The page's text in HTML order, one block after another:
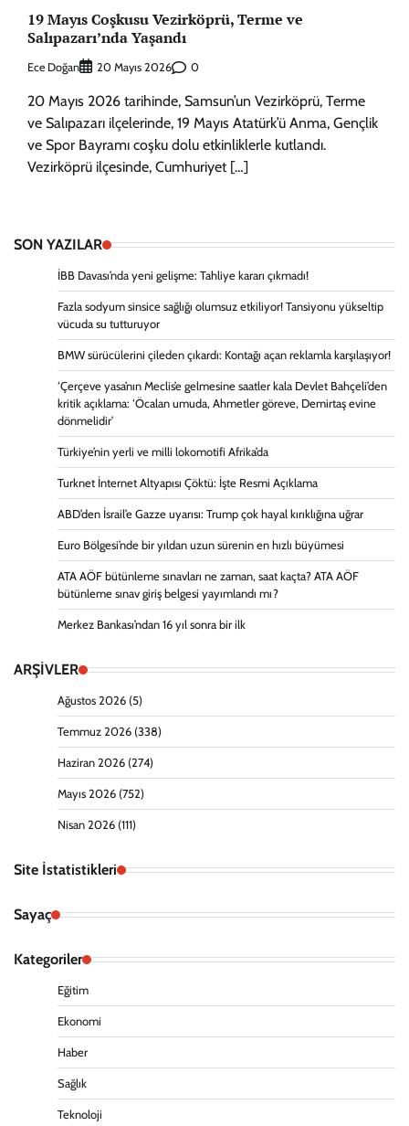
19 Mayıs Coşkusu Vezirköprü, Terme ve
Salıpazarı’nda Yaşandı
Ece Doğan 20 Mayıs 2026 0
20 Mayıs 2026 tarihinde, Samsun’un Vezirköprü, Terme
ve Salıpazarı ilçelerinde, 19 Mayıs Atatürk’ü Anma, Gençlik
ve Spor Bayramı coşku dolu etkinliklerle kutlandı.
Vezirköprü ilçesinde, Cumhuriyet […]
SON YAZILAR
İBB Davası’nda yeni gelişme: Tahliye kararı çıkmadı!
Fazla sodyum sinsice sağlığı olumsuz etkiliyor! Tansiyonu yükseltip
vücuda su tutturuyor
BMW sürücülerini çileden çıkardı: Kontağı açan reklamla karşılaşıyor!
‘Çerçeve yasa’nın Meclis’e gelmesine saatler kala Devlet Bahçeli’den
kritik açıklama: ‘Öcalan umuda, Ahmetler göreve, Demirtaş evine
dönmelidir’
Türkiye’nin yerli ve milli lokomotifi Afrika’da
Turknet İnternet Altyapısı Çöktü: İşte Resmi Açıklama
ABD’den İsrail’e Gazze uyarısı: Trump çok hayal kırıklığına uğrar
Euro Bölgesi’nde bir yıldan uzun sürenin en hızlı büyümesi
ATA AÖF bütünleme sınavları ne zaman, saat kaçta? ATA AÖF
bütünleme sınav giriş belgesi yayımlandı mı?
Merkez Bankası’ndan 16 yıl sonra bir ilk
ARŞİVLER
Ağustos 2026 (5)
Temmuz 2026 (338)
Haziran 2026 (274)
Mayıs 2026 (752)
Nisan 2026 (111)
Site İstatistikleri
Sayaç
Kategoriler
Eğitim
Ekonomi
Haber
Sağlık
Teknoloji